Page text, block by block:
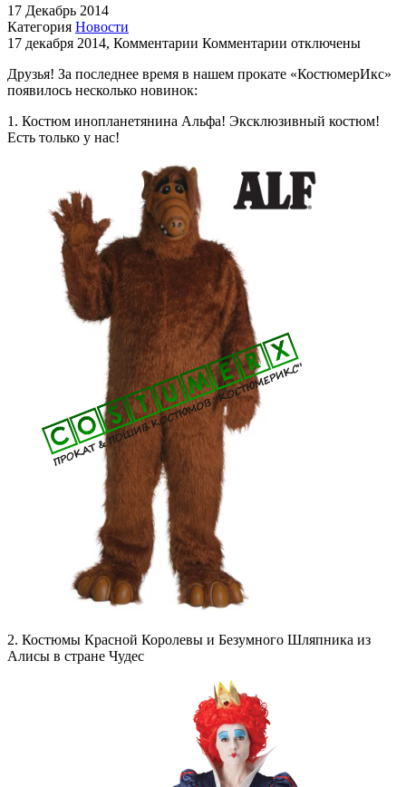
17 Декабрь 2014
Категория Новости
17 декабря 2014, Комментарии Комментарии к
Новинки
отключены
Друзья! За последнее время в нашем прокате «КостюмерИкс»
появилось несколько новинок:
1. Костюм инопланетянина Альфа! Эксклюзивный костюм!
Есть только у нас!
2. Костюмы Красной Королевы и Безумного Шляпника из
Алисы в стране Чудес